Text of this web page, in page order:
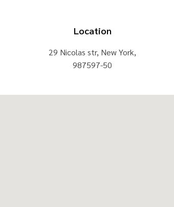
Location
29 Nicolas str, New York,
987597-50